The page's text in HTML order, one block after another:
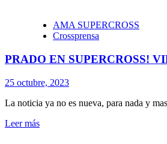
AMA SUPERCROSS
Crossprensa
PRADO EN SUPERCROSS!
25 octubre, 2023
La noticia ya no es nueva, para nada y
Leer más